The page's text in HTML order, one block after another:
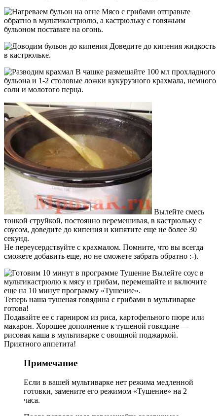
Мясо с грибами отправьте
обратно в мультикастрюлю, а кастрюльку с говяжьим
бульоном поставьте на огонь.
Доведите до кипения жидкость
в кастрюльке.
В чашке размешайте 100 мл прохладного
бульона и 1-2 столовые ложки кукурузного крахмала, немного
соли и молотого перца.
Вылейте смесь
тонкой струйкой, постоянно перемешивая, в кастрюльку с
соусом, доведите до кипения и кипятите еще не более 30
секунд.
Не переусердствуйте с крахмалом. Помните, что вы всегда
сможете добавить еще, но не сможете забрать обратно :-).
Вылейте соус в
мультикастрюлю к мясу и грибам, перемешайте и включите
еще на 10 минут программу «Тушение».
Теперь наша тушеная говядина с грибами в мультиварке
готова!
Подавайте ее с гарниром из риса, картофельного пюре или
макарон. Хорошее дополнение к тушеной говядине —
рисовая каша в мультиварке с овощной поджаркой.
Приятного аппетита!
Примечание
Если в вашей мультиварке нет режима медленной
готовки, замените его режимом «Тушение» на 2
часа.